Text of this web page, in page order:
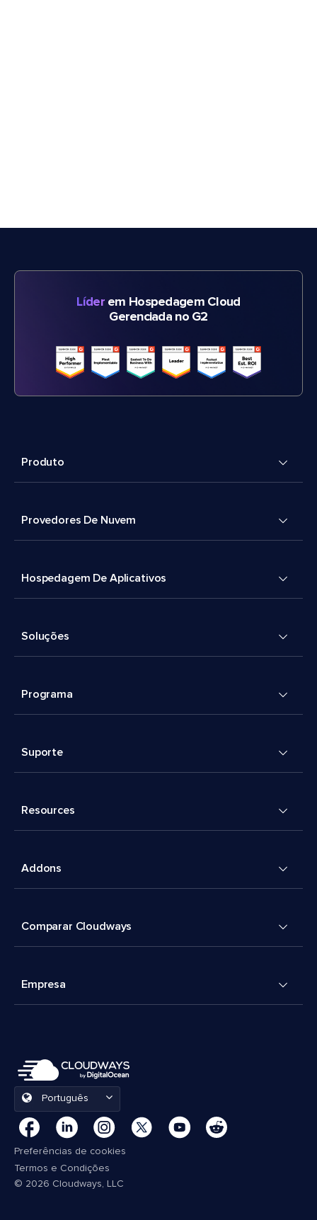
Líderem Hospedagem Cloud
Gerenciada no G2
Produto
Provedores De Nuvem
Hospedagem De Aplicativos
Soluções
Programa
Suporte
Resources
Addons
Comparar Cloudways
Empresa
Português
Preferências de cookies
Termos e Condições
© 2026 Cloudways, LLC